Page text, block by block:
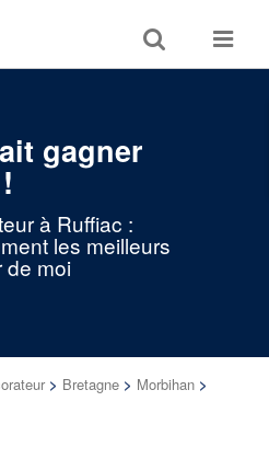
Toggle
search
Toggle
gagner
à Ruffiac :
les meilleurs
de moi
> Bretagne > Morbihan >